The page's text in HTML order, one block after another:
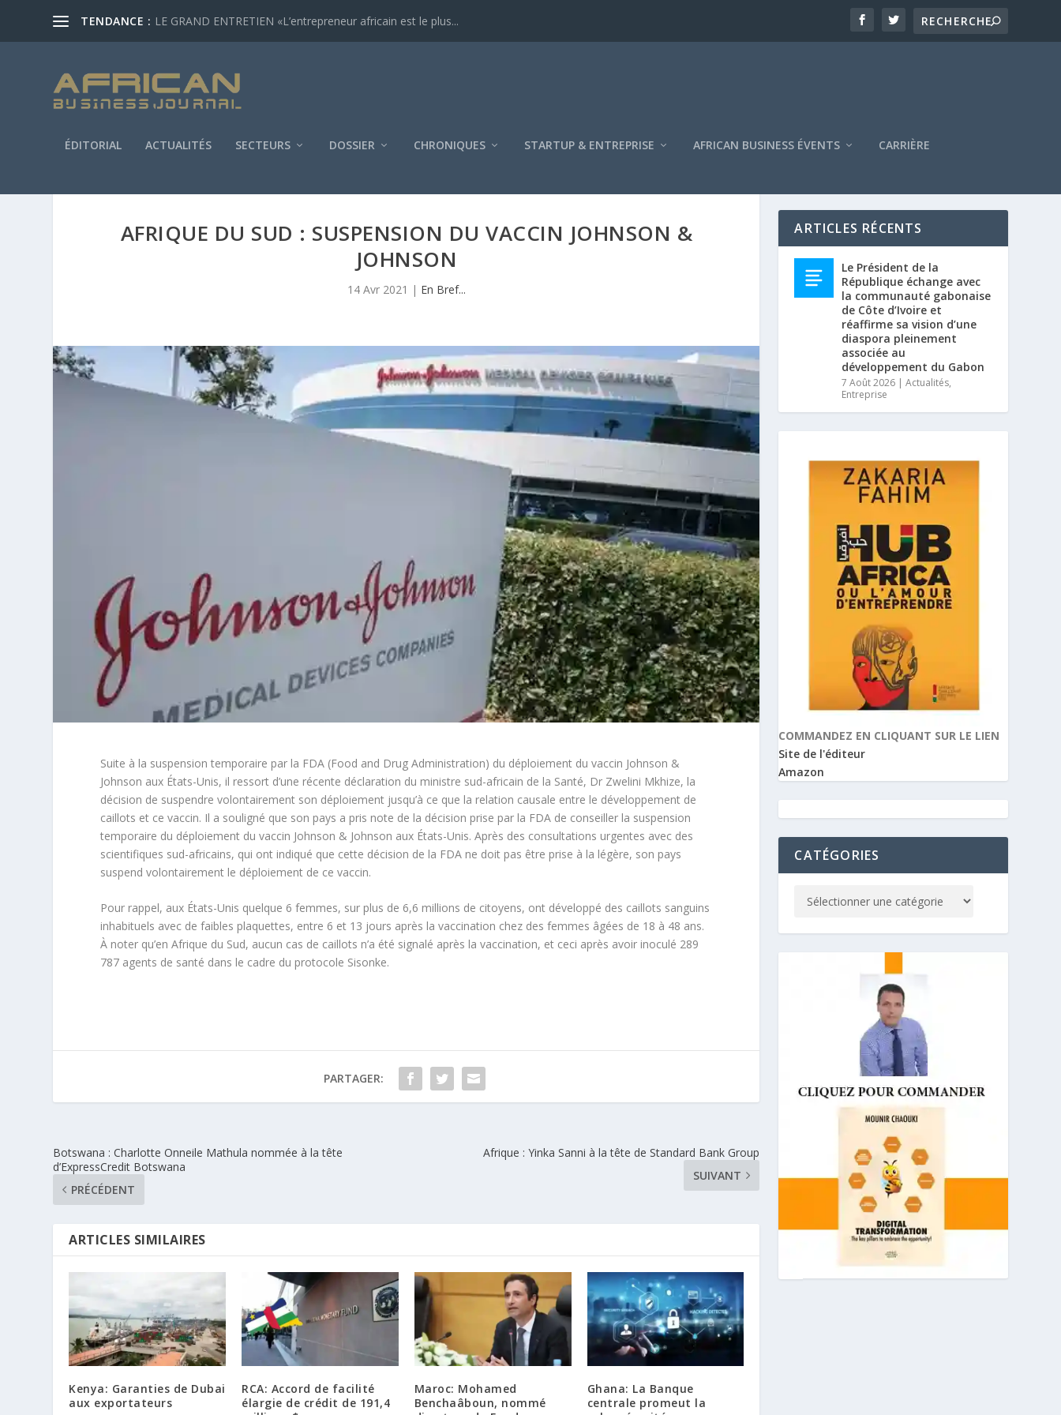
TENDANCE : LE GRAND ENTRETIEN «L’entrepreneur africain est le plus...
ÉDITORIAL ACTUALITÉS SECTEURS DOSSIER CHRONIQUES STARTUP & ENTREPRISE AFRICAN BUSINESS ÉVENTS CARRIÈRE
AFRIQUE DU SUD : SUSPENSION DU VACCIN JOHNSON &
JOHNSON
14 Avr 2021 | En Bref...
Suite à la suspension temporaire par la FDA (Food and Drug Administration) du déploiement du vaccin Johnson &
Johnson aux États-Unis, il ressort d’une récente déclaration du ministre sud-africain de la Santé, Dr Zwelini Mkhize, la
décision de suspendre volontairement son déploiement jusqu’à ce que la relation causale entre le développement de
caillots et ce vaccin. Il a souligné que son pays a pris note de la décision prise par la FDA de conseiller la suspension
temporaire du déploiement du vaccin Johnson & Johnson aux États-Unis. Après des consultations urgentes avec des
scientifiques sud-africains, qui ont indiqué que cette décision de la FDA ne doit pas être prise à la légère, son pays
suspend volontairement le déploiement de ce vaccin.
Pour rappel, aux États-Unis quelque 6 femmes, sur plus de 6,6 millions de citoyens, ont développé des caillots sanguins
inhabituels avec de faibles plaquettes, entre 6 et 13 jours après la vaccination chez des femmes âgées de 18 à 48 ans.
À noter qu’en Afrique du Sud, aucun cas de caillots n’a été signalé après la vaccination, et ceci après avoir inoculé 289
787 agents de santé dans le cadre du protocole Sisonke.
PARTAGER:
Botswana : Charlotte Onneile Mathula nommée à la tête
d’ExpressCredit Botswana
PRÉCÉDENT
Afrique : Yinka Sanni à la tête de Standard Bank Group
SUIVANT
ARTICLES SIMILAIRES
Kenya: Garanties de Dubai
aux exportateurs
RCA: Accord de facilité
élargie de crédit de 191,4
Maroc: Mohamed
Benchaâboun, nommé
Ghana: La Banque
centrale promeut la
ARTICLES RÉCENTS
Le Président de la
République échange avec
la communauté gabonaise
de Côte d’Ivoire et
réaffirme sa vision d’une
diaspora pleinement
associée au
développement du Gabon
7 Août 2026 |Actualités,
Entreprise
COMMANDEZ EN CLIQUANT SUR LE LIEN
Site de l'éditeur
Amazon
CATÉGORIES